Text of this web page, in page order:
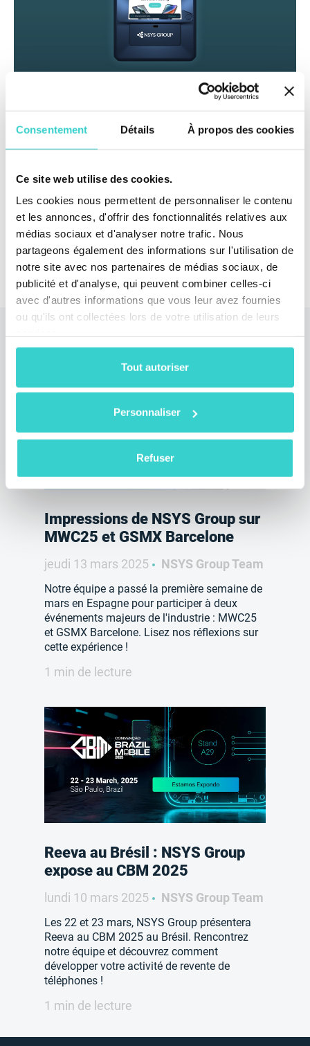
Consentement Détails À propos des cookies
Ce site web utilise des cookies.
Les cookies nous permettent de personnaliser le contenu
et les annonces, d'offrir des fonctionnalités relatives aux
médias sociaux et d'analyser notre trafic. Nous
partageons également des informations sur l'utilisation de
notre site avec nos partenaires de médias sociaux, de
publicité et d'analyse, qui peuvent combiner celles-ci
avec d'autres informations que vous leur avez fournies
ou qu'ils ont collectées lors de votre utilisation de leurs
Tout autoriser
Personnaliser
Refuser
Inspectez les téléphones d’occasion à grande
Reeva Nova
Organisez une démo
A lire aussi
Impressions de NSYS Group sur
MWC25 et GSMX Barcelone
jeudi 13 mars 2025 NSYS Group Team
Notre équipe a passé la première semaine de
mars en Espagne pour participer à deux
événements majeurs de l'industrie : MWC25
et GSMX Barcelone. Lisez nos réflexions sur
cette expérience !
1 min de lecture
Reeva au Brésil : NSYS Group
expose au CBM 2025
lundi 10 mars 2025 NSYS Group Team
Les 22 et 23 mars, NSYS Group présentera
Reeva au CBM 2025 au Brésil. Rencontrez
notre équipe et découvrez comment
développer votre activité de revente de
téléphones !
1 min de lecture